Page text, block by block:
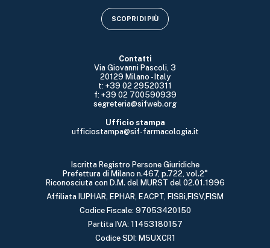
Contatti
Via Giovanni Pascoli, 3
20129 Milano - Italy
t: +39 02 29520311
f: +39 02 700590939
segreteria@sifweb.org
Ufficio stampa
ufficiostampa@sif-farmacologia.it
Iscritta Registro Persone Giuridiche
Prefettura di Milano n.467, p.722, vol.2°
Riconosciuta con D.M. del MURST del 02.01.1996
Affiliata IUPHAR, EPHAR, EACPT, FISBi,FISV,FISM
Codice Fiscale: 97053420150
Partita IVA: 11453180157
Codice SDI: M5UXCR1
SCOPRI DI PIÙ